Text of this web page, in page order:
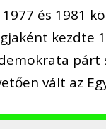
és 1981
kezdte
párt
vált az